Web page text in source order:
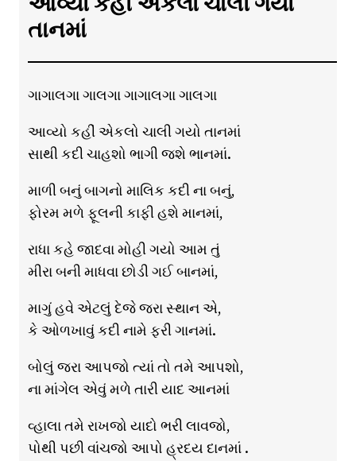
તાનમાં
ગાગાલગા ગાલગા ગાગાલગા ગાલગા
આવ્યો કહીં એકલો ચાલી ગયો તાનમાં
સાથી કદી ચાહશો ભાગી જશે ભાનમાં.
માળી બનું બાગનો માલિક કદી ના બનું,
ફોરમ મળે ફૂલની કાફી હશે માનમાં,
રાધા કહે જાદવા મોહી ગયો આમ તું
મીરા બની માધવા છોડી ગઈ બાનમાં,
માગું હવે એટલું દેજે જરા સ્થાન એ,
કે ઓળખાવું કદી નામે ફરી ગાનમાં.
બોલું જરા આપજો ત્યાં તો તમે આપશો,
ના માંગેલ એવું મળે તારી યાદ આનમાં
વ્હાલા તમે રાખજો યાદો ભરી લાવજો,
પોથી પછી વાંચજો આપો હ્રદય દાનમાં .